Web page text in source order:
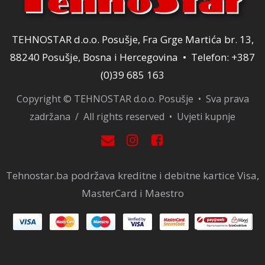
TEHNOSTAR d.o.o. Posušje, Fra Grge Martića br. 13,
88240 Posušje, Bosna i Hercegovina • Telefon: +387
(0)39 685 163
Copyright © TEHNOSTAR d.o.o. Posušje • Sva prava
zadržana / All rights reserved • Uvjeti kupnje
Tehnostar.ba podržava kreditne i debitne kartice Visa,
MasterCard i Maestro